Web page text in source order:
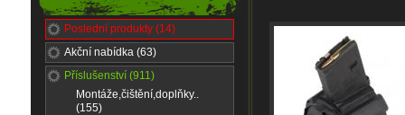
Poslední produkty (14)
Akční nabídka (63)
Příslušenství (911)
Montáže,čištění,doplňky..
(155)